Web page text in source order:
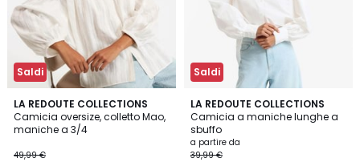
Saldi
LA REDOUTE COLLECTIONS
Camicia oversize, colletto Mao,
maniche a 3/4
49,99 €
4,3
/ 5
Saldi
LA REDOUTE COLLECTIONS
Camicia a maniche lunghe a
sbuffo
a partire da
39,99 €
2
Colori